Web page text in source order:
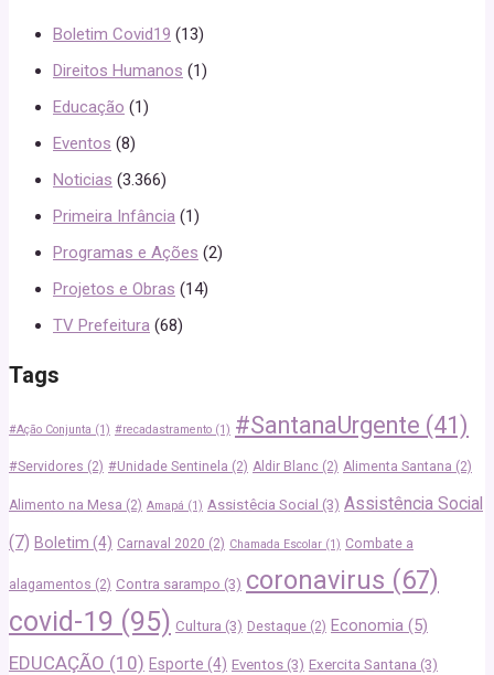
Boletim Covid19 (13)
Direitos Humanos (1)
Educação (1)
Eventos (8)
Noticias (3.366)
Primeira Infância (1)
Programas e Ações (2)
Projetos e Obras (14)
TV Prefeitura (68)
Tags
#Ação Conjunta (1) #recadastramento (1) #SantanaUrgente (41)
#Servidores (2) #Unidade Sentinela (2) Aldir Blanc (2) Alimenta Santana (2)
Alimento na Mesa (2) Amapá (1) Assistêcia Social (3) Assistência Social
(7) Boletim (4) Carnaval 2020 (2) Chamada Escolar (1) Combate a
alagamentos (2) Contra sarampo (3) coronavirus (67)
covid-19 (95) Cultura (3) Destaque (2) Economia (5)
EDUCAÇÃO (10) Esporte (4) Eventos (3) Exercita Santana (3)